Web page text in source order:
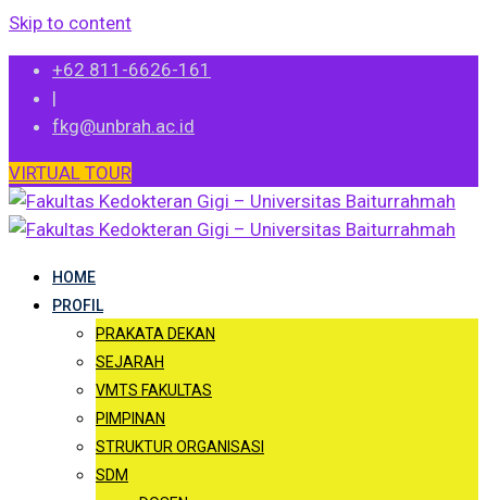
Skip to content
+62 811-6626-161
|
fkg@unbrah.ac.id
VIRTUAL TOUR
HOME
PROFIL
PRAKATA DEKAN
SEJARAH
VMTS FAKULTAS
PIMPINAN
STRUKTUR ORGANISASI
SDM